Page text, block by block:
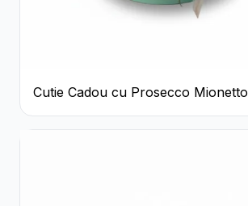
Cutie Cadou cu Prosecco Mionetto
Ferrero Rocher și Flori Pastelate